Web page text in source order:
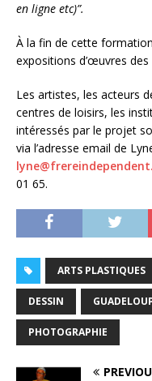
en ligne etc)”.
À la fin de cette
expositions d’œuvres
Les artistes, les acteurs
centres de loisirs, les
intéressés par le projet
via l’adresse email de
01 65.
ARTS PLASTIQUES
DESSIN
PHOTOGRAPHIE